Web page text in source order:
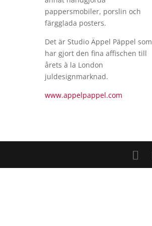
pappersmobiler, porslin och
färgglada posters.
Det är Studio Äppel Päppel som
har gjort den fina affischen till
årets à la London
juldesignmarknad.
www.appelpappel.com